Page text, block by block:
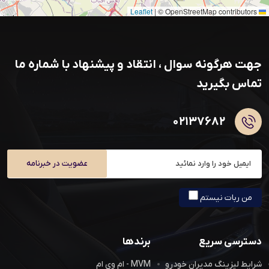
| © OpenStreetMap contributors
جهت هرگونه سوال ، انتقاد و پیشنهاد با شماره ما
تماس بگیرید
۰۲۱۳۷۶۸۲
عضویت در خبرنامه
من ربات نیستم
دسترسی سریع
شرایط لیزینگ مدیران خودرو
برندها
MVM - ام وی ام